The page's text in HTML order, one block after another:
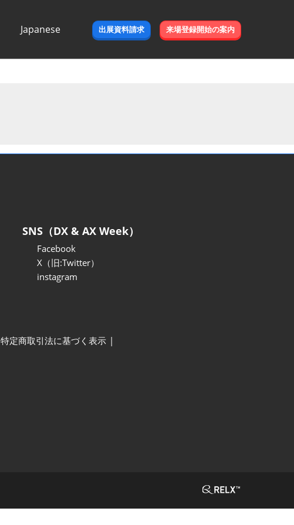
Japanese
出展資料請求 来場登録開始の案内
SNS（DX & AX Week）
Facebook
X（旧:Twitter）
instagram
特定商取引法に基づく表示